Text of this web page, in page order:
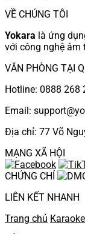
VỀ CHÚNG TÔI
Yokara là ứng
với công nghệ âm
VĂN PHÒNG TẠI
Hotline: 0888 268
Email:
Địa chỉ: 77 Võ
MẠNG XÃ HỘI
CHỨNG CHỈ
LIÊN KẾT NHANH
Trang chủ Karaoke